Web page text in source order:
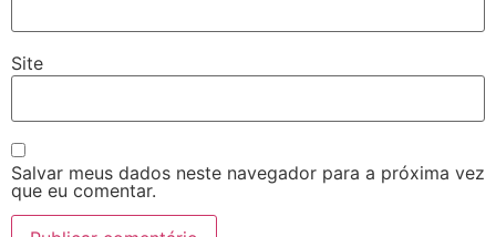
Site
Salvar meus dados neste navegador para a próxima vez
que eu comentar.